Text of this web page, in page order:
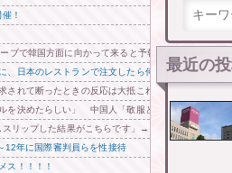
！
ブで韓国方面に向かって来ると予報！」→「予想外の
日本のレストランで注文したら何とお金を取ろうと
れて断ったときの反応は大抵これだ」
を決めたらしい」 中国人「敬服と尊敬に値する」「
リップした結果がこちらです」→「あまりの圧倒的
12年に国際審判員らを性接待
ス！！！！
最近の